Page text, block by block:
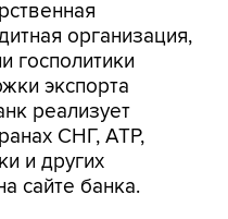
организация,
госполитики
экспорта
реализует
СНГ, АТР,
и других
сайте банка.